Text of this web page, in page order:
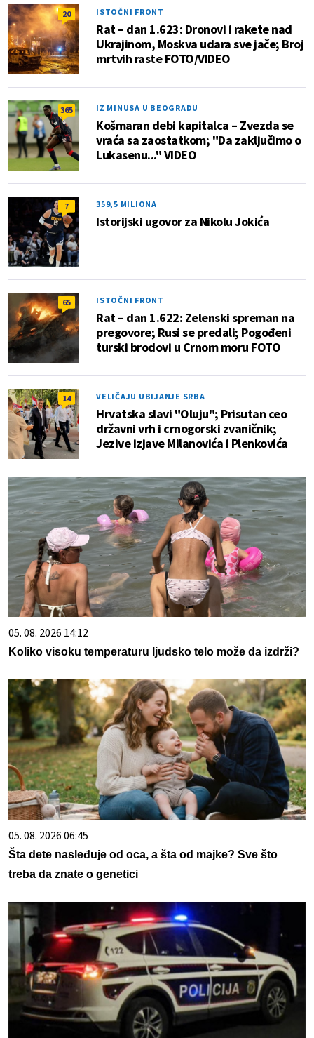
20 ISTOČNI FRONT
Rat – dan 1.623: Dronovi i rakete nad
Ukrajinom, Moskva udara sve jače; Broj
mrtvih raste FOTO/VIDEO
365 IZ MINUSA U BEOGRADU
Košmaran debi kapitalca – Zvezda se
vraća sa zaostatkom; "Da zaključimo o
Lukasenu..." VIDEO
7 359,5 MILIONA
Istorijski ugovor za Nikolu Jokića
65 ISTOČNI FRONT
Rat – dan 1.622: Zelenski spreman na
pregovore; Rusi se predali; Pogođeni
turski brodovi u Crnom moru FOTO
14 VELIČAJU UBIJANJE SRBA
Hrvatska slavi "Oluju"; Prisutan ceo
državni vrh i crnogorski zvaničnik;
Jezive izjave Milanovića i Plenkovića
05. 08. 2026 14:12
Koliko visoku temperaturu ljudsko telo može da izdrži?
05. 08. 2026 06:45
Šta dete nasleđuje od oca, a šta od majke? Sve što
treba da znate o genetici